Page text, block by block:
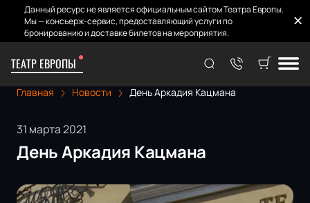
Данный ресурс не является официальным сайтом Театра Европы.
Мы — консьерж-сервис, предоставляющий услуги по
бронированию и доставке билетов на мероприятия.
ТЕАТР ЕВРОПЫ
Главная Новости День Аркадия Кацмана
31 марта 2021
День Аркадия Кацмана